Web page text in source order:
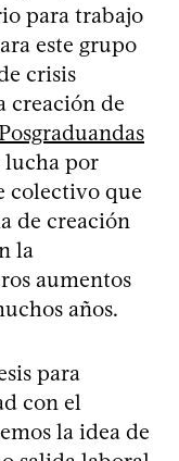
para trabajo
este grupo
crisis
creación de
lucha por
colectivo que
de creación
la
aumentos
años.
para
con el
la idea de